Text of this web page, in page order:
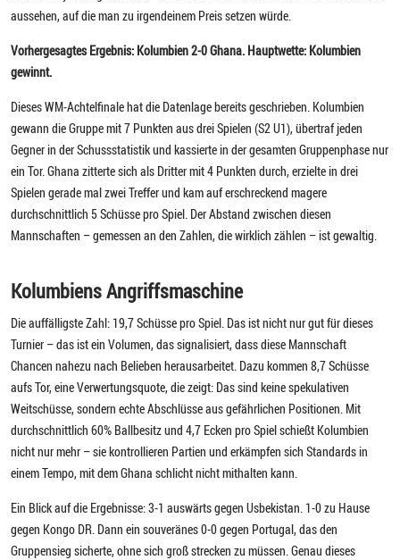
aussehen, auf die man zu irgendeinem Preis setzen würde.
Vorhergesagtes Ergebnis: Kolumbien 2-0 Ghana. Hauptwette: Kolumbien
gewinnt.
Dieses WM-Achtelfinale hat die Datenlage bereits geschrieben. Kolumbien
gewann die Gruppe mit 7 Punkten aus drei Spielen (S2 U1), übertraf jeden
Gegner in der Schussstatistik und kassierte in der gesamten Gruppenphase nur
ein Tor. Ghana zitterte sich als Dritter mit 4 Punkten durch, erzielte in drei
Spielen gerade mal zwei Treffer und kam auf erschreckend magere
durchschnittlich 5 Schüsse pro Spiel. Der Abstand zwischen diesen
Mannschaften – gemessen an den Zahlen, die wirklich zählen – ist gewaltig.
Kolumbiens Angriffsmaschine
Die auffälligste Zahl: 19,7 Schüsse pro Spiel. Das ist nicht nur gut für dieses
Turnier – das ist ein Volumen, das signalisiert, dass diese Mannschaft
Chancen nahezu nach Belieben herausarbeitet. Dazu kommen 8,7 Schüsse
aufs Tor, eine Verwertungsquote, die zeigt: Das sind keine spekulativen
Weitschüsse, sondern echte Abschlüsse aus gefährlichen Positionen. Mit
durchschnittlich 60% Ballbesitz und 4,7 Ecken pro Spiel schießt Kolumbien
nicht nur mehr – sie kontrollieren Partien und erkämpfen sich Standards in
einem Tempo, mit dem Ghana schlicht nicht mithalten kann.
Ein Blick auf die Ergebnisse: 3-1 auswärts gegen Usbekistan. 1-0 zu Hause
gegen Kongo DR. Dann ein souveränes 0-0 gegen Portugal, das den
Gruppensieg sicherte, ohne sich groß strecken zu müssen. Genau dieses